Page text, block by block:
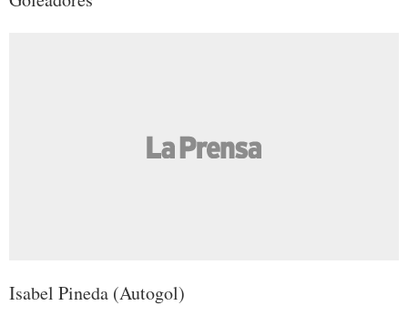
Isabel Pineda (Autogol)